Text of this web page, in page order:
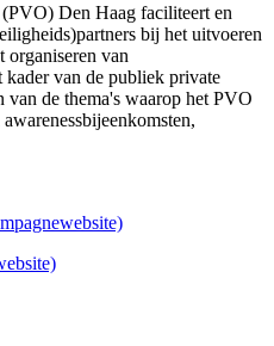
Den Haag faciliteert en
bij het uitvoeren
organiseren van
van de publiek private
de thema's waarop het PVO